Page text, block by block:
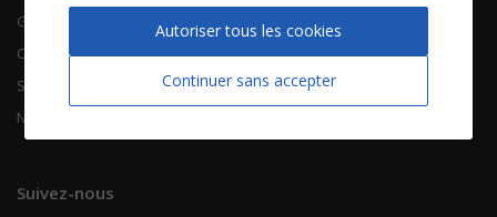
Guitare
Chorales
Songbooks
Nouvelles partitions
À propos
CGV
Mentions légales
Suivez-nous
Continuer sans accepter
Autoriser tous les cookies